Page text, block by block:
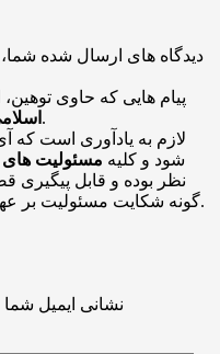
دیدگاه های ارسال شده
پیام هایی که حاوی توهین،
باشد منتشر نخواهد شد.
لازم به یادآوری است
شود و کلیه مسئولیت
نظر بوده و قابل
گونه شکایت مسئولیت بر عهده شخص نظر دهنده خواهد بود.
نشانی ایمیل